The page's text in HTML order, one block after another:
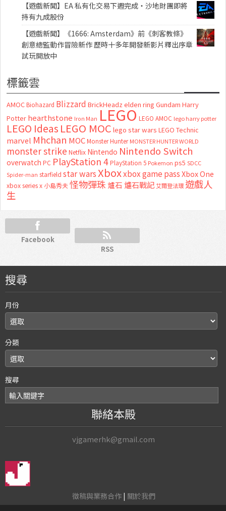
【遊戲新聞】EA 私有化交易下週完成・沙地財團即將
持有九成股份
【遊戲新聞】《1666: Amsterdam》前《刺客教條》
創意總監動作冒險新作 歷時十多年開發新影片釋出序章
試玩開放中
標籤雲
AMOC Biohazard Blizzard BrickHeadz elden ring Gundam Harry
Potter hearthstone Iron Man LEGO LEGO AMOC lego harry potter
LEGO Ideas LEGO MOC lego star wars LEGO Technic
marvel Mhchan MOC Monster Hunter MONSTER HUNTER WORLD
monster strike Netflix Nintendo Nintendo Switch
overwatch PC PlayStation 4 PlayStation 5 Pokemon ps5 SDCC
Spider-man starfield star warsXboxxbox game passXbox One
xbox series x 小島秀夫怪物彈珠 爐石 爐石戰記艾爾登法環 遊戲人
生
Facebook
RSS
搜尋
月份
分類
搜尋
聯絡本殿
vjgamerhk@gmail.com
徵稿與業務合作| 關於我們